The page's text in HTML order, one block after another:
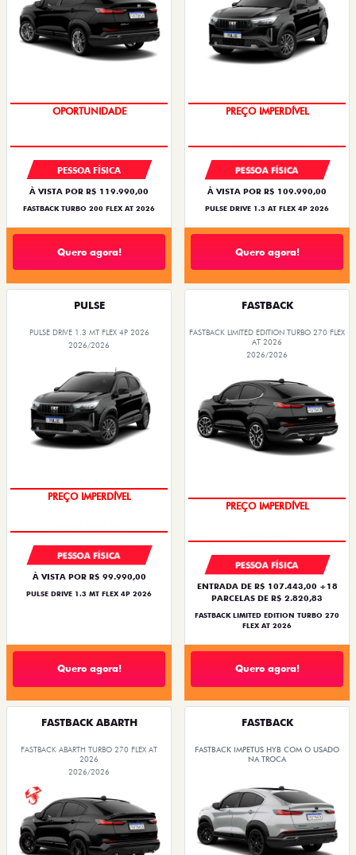
OPORTUNIDADE
PESSOA FÍSICA
À VISTA POR R$ 119.990,00
FASTBACK TURBO 200 FLEX AT 2026
Quero agora!
PREÇO IMPERDÍVEL
PESSOA FÍSICA
À VISTA POR R$ 109.990,00
PULSE DRIVE 1.3 AT FLEX 4P 2026
Quero agora!
PULSE
PULSE DRIVE 1.3 MT FLEX 4P 2026
2026/2026
PREÇO IMPERDÍVEL
PESSOA FÍSICA
À VISTA POR R$ 99.990,00
PULSE DRIVE 1.3 MT FLEX 4P 2026
Quero agora!
FASTBACK
FASTBACK LIMITED EDITION TURBO 270 FLEX
AT 2026
2026/2026
PREÇO IMPERDÍVEL
PESSOA FÍSICA
ENTRADA DE R$ 107.443,00 +18
PARCELAS DE R$ 2.820,83
FASTBACK LIMITED EDITION TURBO 270
FLEX AT 2026
Quero agora!
FASTBACK ABARTH
FASTBACK ABARTH TURBO 270 FLEX AT
2026
2026/2026
FASTBACK
FASTBACK IMPETUS HYB COM O USADO
NA TROCA